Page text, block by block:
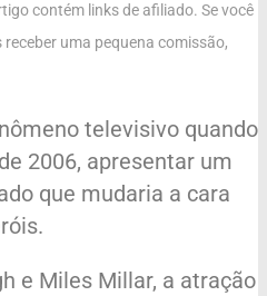
contém links de afiliado. Se você
uma pequena comissão,
televisivo quando
2006, apresentar um
que mudaria a cara
e Miles Millar, a atração